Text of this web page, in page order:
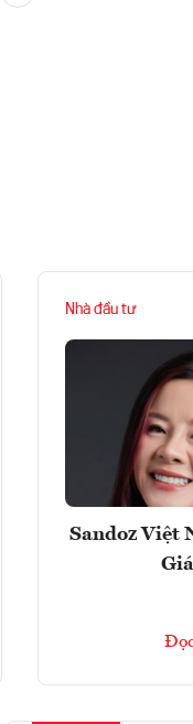
Nhà đầu tư
Sandoz Việt